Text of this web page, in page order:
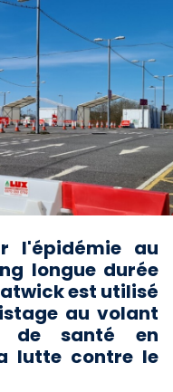
l'épidémie au
longue durée
est utilisé
au volant
de santé en
lutte contre le